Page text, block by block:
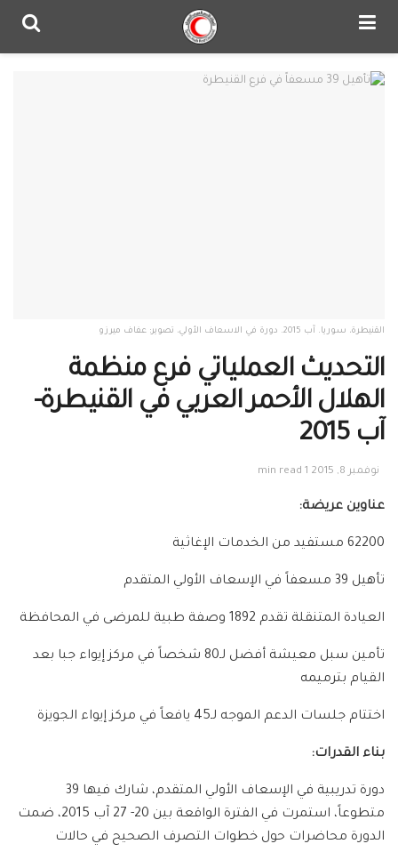
القنيطرة، سوريا. آب 2015. دورة في الاسعاف الأولي، تصوير: عفاف ميرزو
التحديث العملياتي فرع منظمة
الهلال الأحمر العربي في القنيطرة-
آب 2015
نوفمبر 8, 2015 1 min read
عناوين عريضة:
62200 مستفيد من الخدمات الإغاثية
تأهيل 39 مسعفاً في الإسعاف الأولي المتقدم
العيادة المتنقلة تقدم 1892 وصفة طبية للمرضى في المحافظة
تأمين سبل معيشة أفضل لـ80 شخصاً في مركز إيواء جبا بعد
القيام بترميمه
اختتام جلسات الدعم الموجه لـ45 يافعاً في مركز إيواء الجويزة
بناء القدرات:
دورة تدريبية في الإسعاف الأولي المتقدم، شارك فيها 39
متطوعاً، استمرت في الفترة الواقعة بين 20- 27 آب 2015، ضمت
الدورة محاضرات حول خطوات التصرف الصحيح في حالات